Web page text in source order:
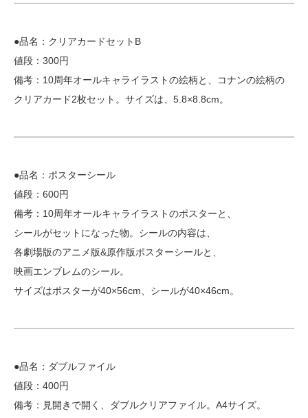
●品名：クリアカードセットB
値段：300円
備考：10周年オールキャライラストの絵柄と、コナンの絵柄の
クリアカード2枚セット。サイズは、5.8×8.8cm。
●品名：ポスターシール
値段：600円
備考：10周年オールキャライラストのポスターと、
シールがセットになった物。シールの内容は、
各劇場版のアニメ版&原作版ポスターシールと、
映画エンブレムのシール。
サイズはポスターが40×56cm、シールが40×46cm。
●品名：ダブルファイル
値段：400円
備考：見開きで開く、ダブルクリアファイル。A4サイズ。